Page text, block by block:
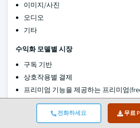
전화하세요 무료
이미지/사진
오디오
기타
수익화 모델별 시장
구독 기반
상호작용별 결제
프리미엄 기능을 제공하는 프리미엄
광고 기반